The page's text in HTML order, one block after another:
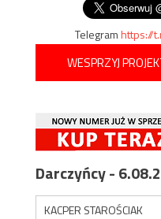
Telegramhttps://
WESPRZYJ
Darczyńcy -
KACPER STAROŚCIAK